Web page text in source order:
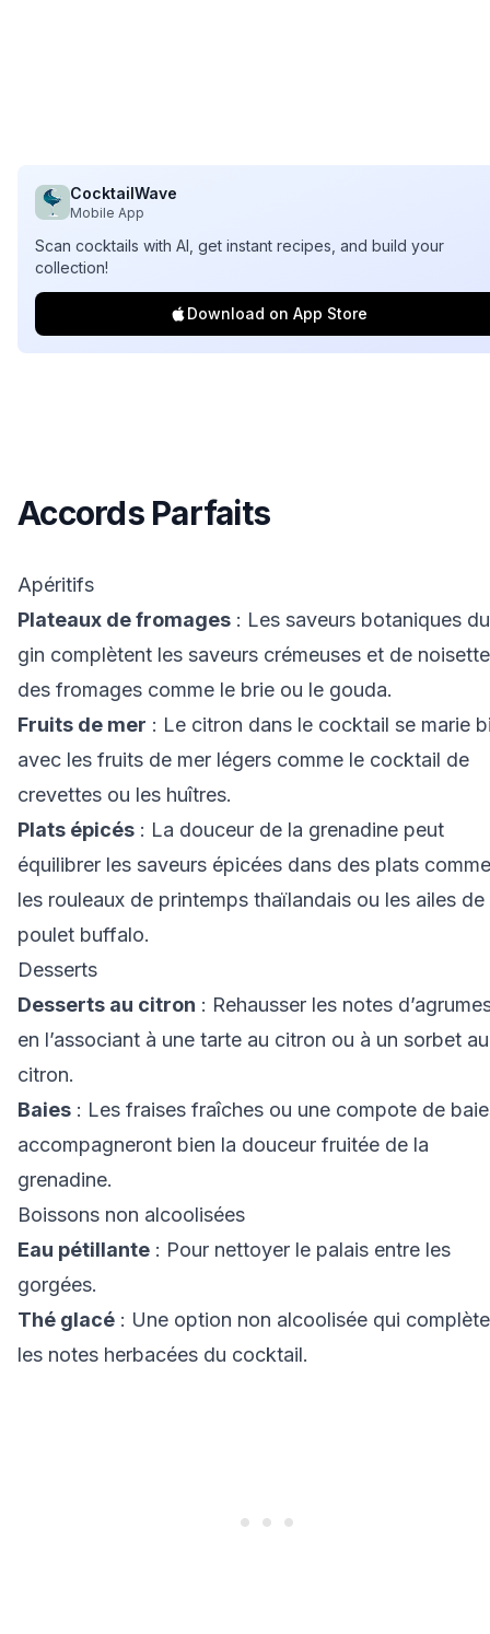
CocktailWave
Mobile App
Scan cocktails with AI, get instant recipes, and build your
collection!
Download on App Store
Accords Parfaits
Apéritifs
Plateaux de fromages : Les saveurs botaniques du
gin complètent les saveurs crémeuses et de noisette
des fromages comme le brie ou le gouda.
Fruits de mer : Le citron dans le cocktail se marie
avec les fruits de mer légers comme le cocktail de
crevettes ou les huîtres.
Plats épicés : La douceur de la grenadine peut
équilibrer les saveurs épicées dans des plats comme
les rouleaux de printemps thaïlandais ou les ailes de
poulet buffalo.
Desserts
Desserts au citron : Rehausser les notes
en l’associant à une tarte au citron ou à un sorbet au
citron.
Baies : Les fraises fraîches ou une compote de
accompagneront bien la douceur fruitée de la
grenadine.
Boissons non alcoolisées
Eau pétillante : Pour nettoyer le palais entre les
gorgées.
Thé glacé : Une option non alcoolisée qui complète
les notes herbacées du cocktail.